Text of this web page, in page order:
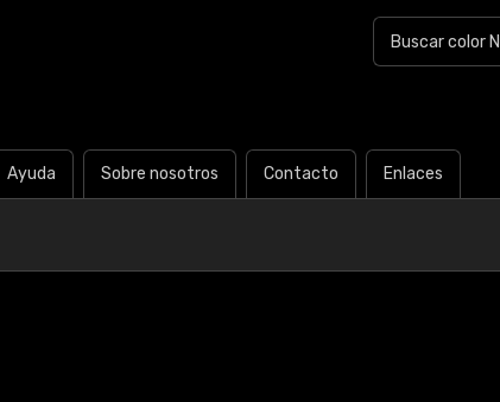
Ayuda Sobre nosotros Contacto Enlaces